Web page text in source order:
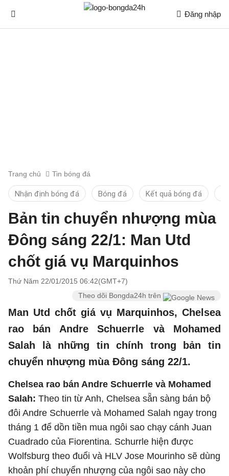
Đăng nhập
Trang chủ Tin bóng đá
Nhận định bóng đá Bóng đá Kết quả bóng đá
Bản tin chuyển nhượng mùa
Đông sáng 22/1: Man Utd
chốt giá vụ Marquinhos
Thứ Năm 22/01/2015 06:42(GMT+7)
Theo dõi Bongda24h trên
Man Utd chốt giá vụ Marquinhos, Chelsea
rao bán Andre Schuerrle và Mohamed
Salah là những tin chính trong bản tin
chuyển nhượng mùa Đông sáng 22/1.
Chelsea rao bán Andre Schuerrle và Mohamed
Salah: Theo tin từ Anh, Chelsea sẵn sàng bán bộ
đôi Andre Schuerrle và Mohamed Salah ngay trong
tháng 1 để dồn tiền mua ngôi sao chạy cánh Juan
Cuadrado của Fiorentina. Schurrle hiện được
Wolfsburg theo đuổi và HLV Jose Mourinho sẽ dùng
khoản phí chuyển nhượng của ngôi sao này cho